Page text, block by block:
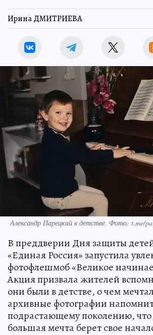
Ирина ДМИТРИЕВА
Александр Парецкий в детстве. Фото: t.me/
В преддверии Дня защиты
«Единая Россия» запустила
фотофлешмоб «Великое
Акция призвала жителей
они были в детстве, о чем
архивные фотографии
подрастающему поколению,
большая мечта берет свое